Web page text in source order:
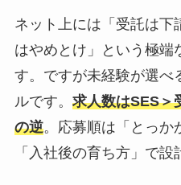
ネット上には「受託は下
はやめとけ」という極端
す。ですが未経験が選べ
ルです。 求人数はSES＞
の逆。応募順は「とっか
「入社後の育ち方」で設